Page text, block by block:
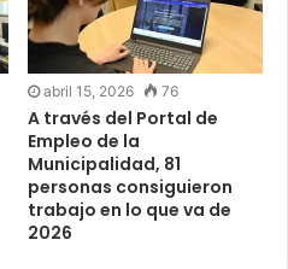
abril 15, 2026 76
A través del Portal de
Empleo de la
Municipalidad, 81
personas consiguieron
trabajo en lo que va de
2026